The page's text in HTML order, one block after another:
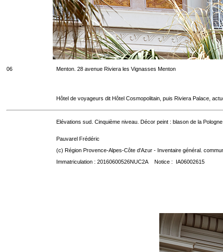
06 Menton. 28 avenue Riviera les Vignasses Menton
Hôtel de voyageurs dit Hôtel Cosmopolitain, puis Riviera Palace,
Elévations sud. Cinquième niveau. Décor peint : blason de la
Pauvarel Frédéric
(c) Région Provence-Alpes-Côte d'Azur - Inventaire général.
Immatriculation : 20160600526NUC2A Notice : IA06002615